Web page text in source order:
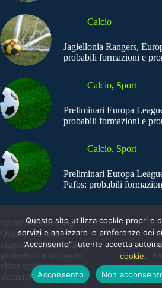
Calcio
Jagiellonia Rangers,
probabili formazioni e
Calcio, Sport
Preliminari Europa
probabili formazioni e
Calcio, Sport
Preliminari Europa
Pafos: probabili
SportNews.BetFlag -
Questo sito non
rappresenta una testata
giornalistica in quanto
viene aggiornato senza
alcuna periodicità
Questo sito utilizza cookie propri e
servizi e analizzare le preferenze dei
"Acconsento" l'utente accetta
cookie.
Acconsento
Non